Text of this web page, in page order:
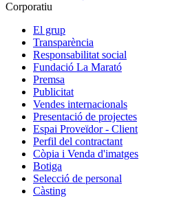
Corporatiu
El grup
Transparència
Responsabilitat social
Fundació La Marató
Premsa
Publicitat
Vendes internacionals
Presentació de projectes
Espai Proveïdor - Client
Perfil del contractant
Còpia i Venda d'imatges
Botiga
Selecció de personal
Càsting